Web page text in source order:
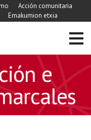
Acción comunitaria
Emakumion etxia
e